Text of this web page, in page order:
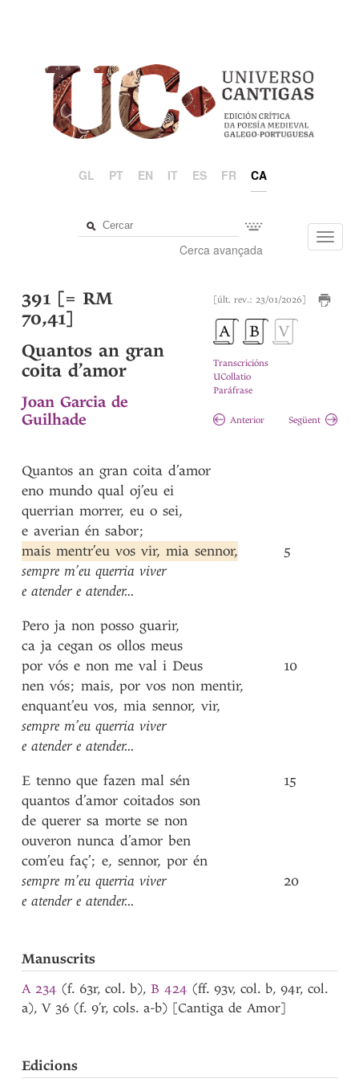
GL PT EN IT ES FR CA
Cerca avançada
[últ. rev.: 23/01/2026]
Transcricións
UCollatio
Paráfrase
Anterior Següent
391 [= RM
70,41]
Quantos an gran
coita d’amor
Joan Garcia de
Guilhade
Quantos an gran coita d’amor
eno mundo qual oj’eu ei
querrian morrer, eu o sei,
e averian én sabor;
mais mentr’eu vos vir, mia sennor,
sempre m’eu querria viver
e atender e atender...
Pero ja non posso guarir,
ca ja cegan os ollos meus
por vós e non me val i Deus
nen vós; mais, por vos non mentir,
enquant’eu vos, mia sennor, vir,
sempre m’eu querria viver
e atender e atender...
E tenno que fazen mal sén
quantos d’amor coitados son
de querer sa morte se non
ouveron nunca d’amor ben
com’eu faç’; e, sennor, por én
sempre m’eu querria viver
e atender e atender...
5
10
15
20
Manuscrits
A 234 (f. 63r, col. b),B 424 (ff. 93v, col. b, 94r, col.
a), V 36 (f. 9’r, cols. a-b) [Cantiga de Amor]
Edicions